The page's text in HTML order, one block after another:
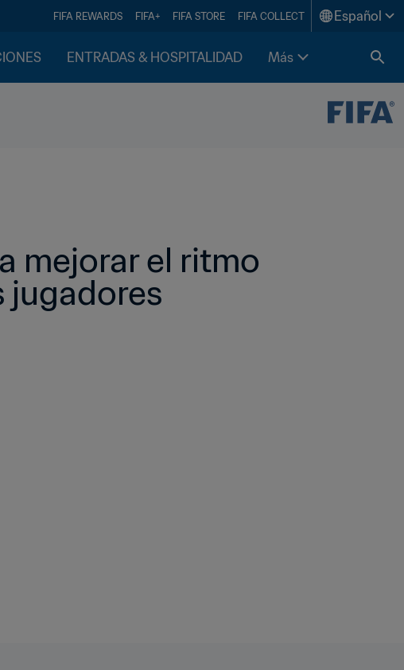
FIFA REWARDS FIFA+ FIFA STORE FIFA COLLECT Español
ENTRADAS & HOSPITALIDAD Más
mejorar el ritmo
jugadores